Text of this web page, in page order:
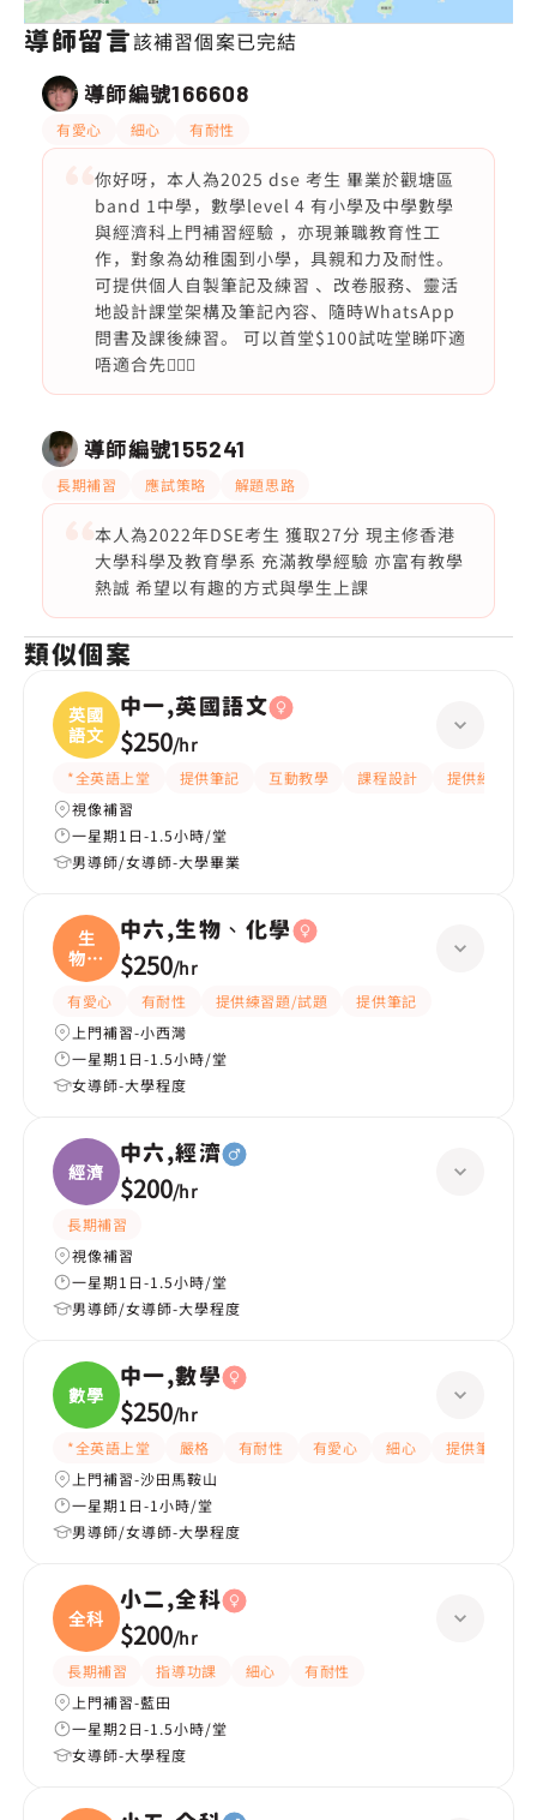
導師留言該補習個案已完結
導師編號166608
有愛心 細心 有耐性
你好呀，本人為2025 dse 考生 畢業於觀塘區
band 1中學，數學level 4 有小學及中學數學
與經濟科上門補習經驗 ，亦現兼職教育性工
作，對象為幼稚園到小學，具親和力及耐性。
可提供個人自製筆記及練習 、改卷服務、靈活
地設計課堂架構及筆記內容、隨時WhatsApp
問書及課後練習。 可以首堂$100試咗堂睇吓適
唔適合先🙇🏻‍♂️
導師編號155241
長期補習 應試策略 解題思路
本人為2022年DSE考生 獲取27分 現主修香港
大學科學及教育學系 充滿教學經驗 亦富有教學
熱誠 希望以有趣的方式與學生上課
類似個案
英國
語文
中一,英國語文
$250/hr
*全英語上堂 提供筆記 互動教學 課程設計
提供練習題/
視像補習
一星期1日-1.5小時/堂
男導師/女導師-大學畢業
生
物、
化學
中六,生物、化學
$250/hr
有愛心 有耐性 提供練習題/試題
提供筆記
上門補習-小西灣
一星期1日-1.5小時/堂
女導師-大學程度
經濟
中六,經濟
$200/hr
長期補習
視像補習
一星期1日-1.5小時/堂
男導師/女導師-大學程度
數學
中一,數學
$250/hr
*全英語上堂 嚴格 有耐性 有愛心 細心 提供筆記
上門補習-沙田馬鞍山
一星期1日-1小時/堂
男導師/女導師-大學程度
全科
小二,全科
$200/hr
長期補習 指導功課 細心
有耐性
上門補習-藍田
一星期2日-1.5小時/堂
女導師-大學程度